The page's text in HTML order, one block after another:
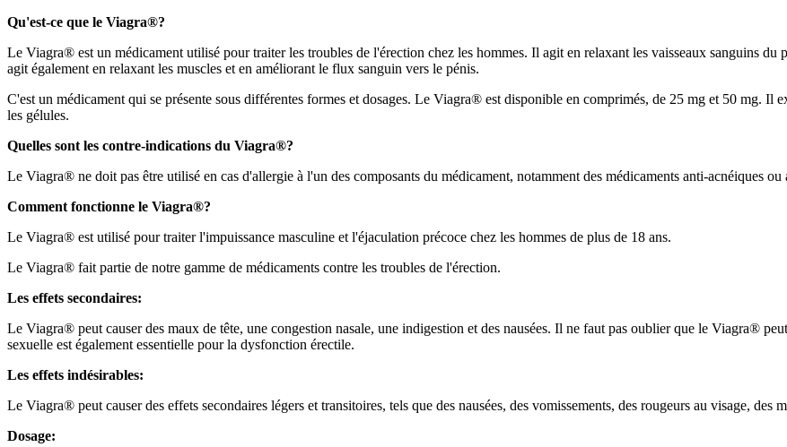
Qu'est-ce que le Viagra®?
Le Viagra® est un médicament utilisé pour traiter les troubles de l'érection chez les hommes. Il agit en relaxant les vaisseaux sanguins
agit également en relaxant les muscles et en améliorant le flux sanguin vers le pénis.
C'est un médicament qui se présente sous différentes formes et dosages. Le Viagra® est disponible en comprimés, de 25 mg et 50 mg.
les gélules.
Quelles sont les contre-indications du Viagra®?
Le Viagra® ne doit pas être utilisé en cas d'allergie à l'un des composants du médicament, notamment des médicaments anti-acnéiques
Comment fonctionne le Viagra®?
Le Viagra® est utilisé pour traiter l'impuissance masculine et l'éjaculation précoce chez les hommes de plus de 18 ans.
Le Viagra® fait partie de notre gamme de médicaments contre les troubles de l'érection.
Les effets secondaires:
Le Viagra® peut causer des maux de tête, une congestion nasale, une indigestion et des nausées. Il ne faut pas oublier que le Viagra®
sexuelle est également essentielle pour la dysfonction érectile.
Les effets indésirables:
Le Viagra® peut causer des effets secondaires légers et transitoires, tels que des nausées, des vomissements, des rougeurs au visage, des
Dosage: